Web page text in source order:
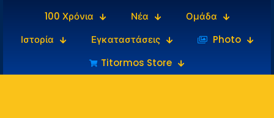
100 Χρόνια
Νέα
Ομάδα
Ιστορία
Εγκαταστάσεις
‎‏‏‎ ‎Photo
Titormos Store